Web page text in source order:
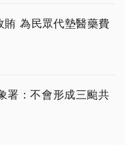
為民眾代墊醫藥費
署：不會形成三颱共